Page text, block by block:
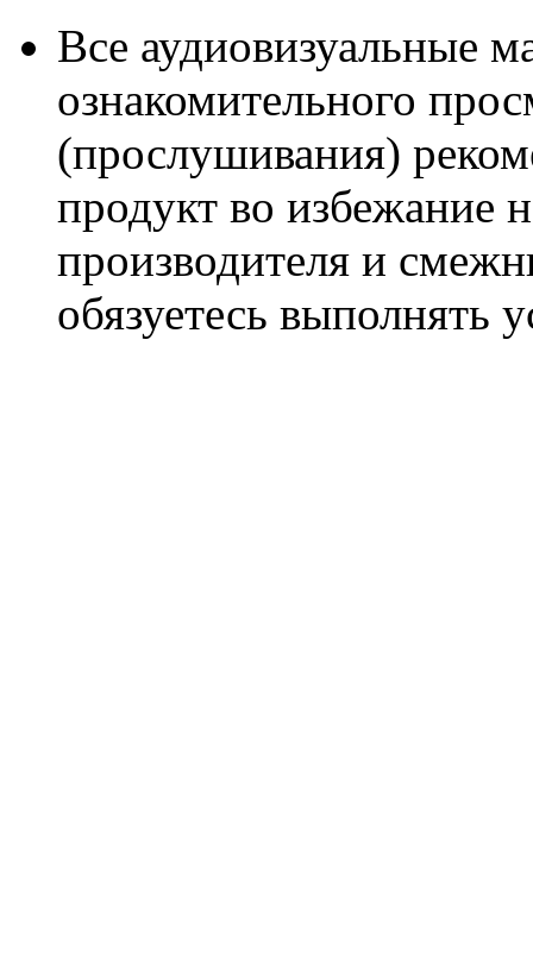
Все аудиовизуальные
ознакомительного
(прослушивания)
продукт во избежание
производителя и
обязуетесь выполнять